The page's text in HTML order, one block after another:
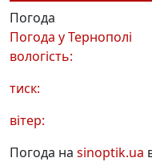
Погода
Погода уТернополі
вологість:
тиск:
вітер:
Погода на sinoptik.ua